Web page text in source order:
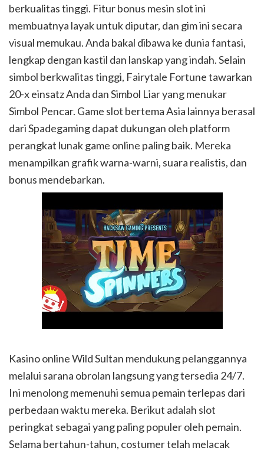
berkualitas tinggi. Fitur bonus mesin slot ini
membuatnya layak untuk diputar, dan gim ini secara
visual memukau. Anda bakal dibawa ke dunia fantasi,
lengkap dengan kastil dan lanskap yang indah. Selain
simbol berkwalitas tinggi, Fairytale Fortune tawarkan
20-x einsatz Anda dan Simbol Liar yang menukar
Simbol Pencar. Game slot bertema Asia lainnya berasal
dari Spadegaming dapat dukungan oleh platform
perangkat lunak game online paling baik. Mereka
menampilkan grafik warna-warni, suara realistis, dan
bonus mendebarkan.
Kasino online Wild Sultan mendukung pelanggannya
melalui sarana obrolan langsung yang tersedia 24/7.
Ini menolong memenuhi semua pemain terlepas dari
perbedaan waktu mereka. Berikut adalah slot
peringkat sebagai yang paling populer oleh pemain.
Selama bertahun-tahun, costumer telah melacak